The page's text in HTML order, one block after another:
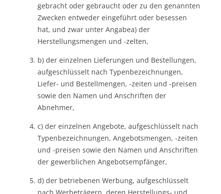
gebracht oder gebraucht oder zu den genannten
Zwecken entweder eingeführt oder besessen
hat, und zwar unter Angabea) der
Herstellungsmengen und -zelten,
b) der einzelnen Lieferungen und Bestellungen,
aufgeschlüsselt nach Typenbezeichnungen,
Liefer- und Bestellmengen, -zeiten und -preisen
sowie den Namen und Anschriften der
Abnehmer,
c) der einzelnen Angebote, aufgeschlüsselt nach
Typenbezeichnungen, Angebotsmengen, -zeiten
und -preisen sowie den Namen und Anschriften
der gewerblichen Angebotsempfänger,
d) der betriebenen Werbung, aufgeschlüsselt
nach Werbeträgern, deren Herstellungs- und